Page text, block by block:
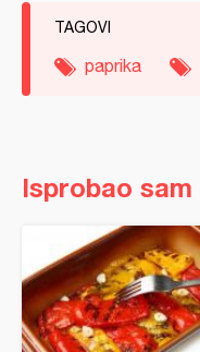
TAGOVI
paprika
Isprobao sam